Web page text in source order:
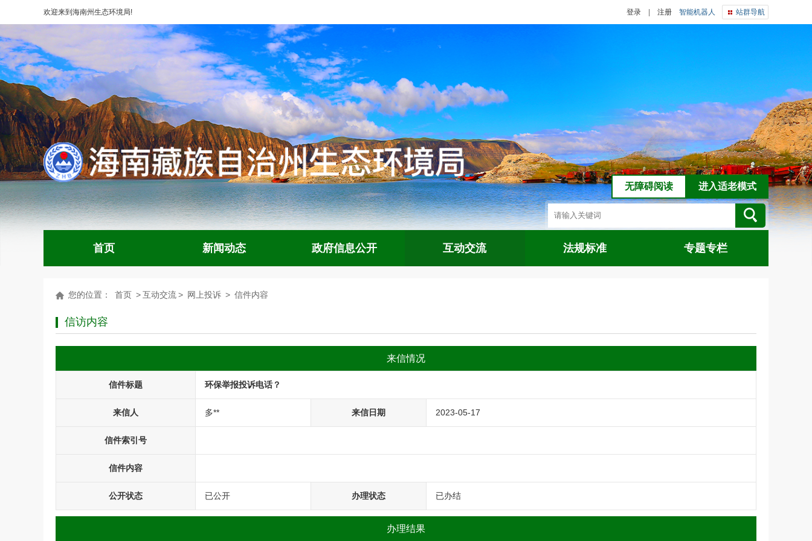
欢迎来到 海南州生态环境局! 站群导航
登录 注册 智能机器人
进入适老模式
无障碍阅读
首页 新闻动态 政府信息公开 互动交流 法规标准 专题专栏
您的位置： 首页 >互动交流> 网上投诉 > 信件内容
信访内容
来信情况
信件标题 环保举报投诉电话？
来信人 多** 来信日期 2023-05-17
信件索引号
信件内容
公开状态 已公开 办理状态 已办结
办理结果